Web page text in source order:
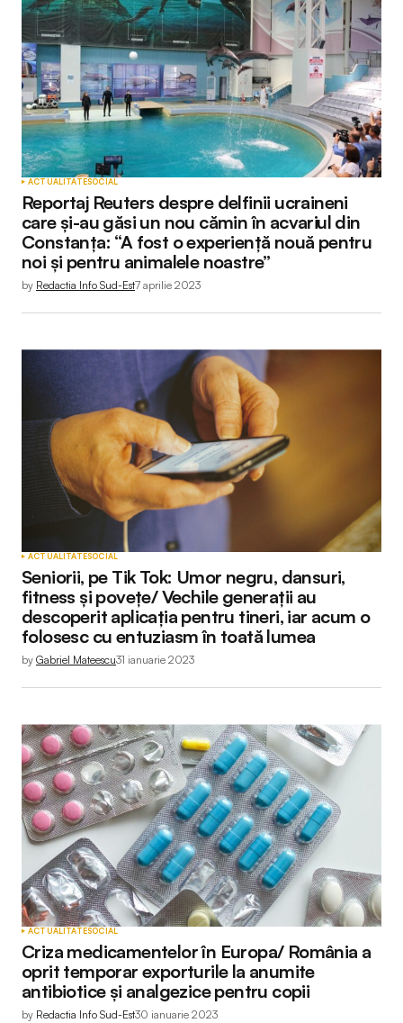
ACTUALITATESOCIAL
Reportaj Reuters despre delfinii ucraineni
care și-au găsi un nou cămin în acvariul din
Constanța: “A fost o experiență nouă pentru
noi și pentru animalele noastre”
by Redactia Info Sud-Est7 aprilie 2023
ACTUALITATESOCIAL
Seniorii, pe Tik Tok: Umor negru, dansuri,
fitness și povețe/ Vechile generații au
descoperit aplicația pentru tineri, iar acum o
folosesc cu entuziasm în toată lumea
by Gabriel Mateescu31 ianuarie 2023
ACTUALITATESOCIAL
Criza medicamentelor în Europa/ România a
oprit temporar exporturile la anumite
antibiotice și analgezice pentru copii
by Redactia Info Sud-Est30 ianuarie 2023